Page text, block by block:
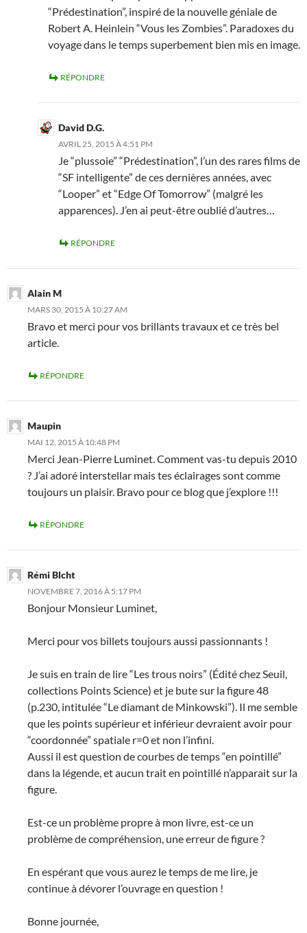
“Prédestination”, inspiré de la nouvelle géniale de
Robert A. Heinlein “Vous les Zombies”. Paradoxes du
voyage dans le temps superbement bien mis en image.
RÉPONDRE
David D.G.
AVRIL 25, 2015 À 4:51 PM
Je “plussoie” “Prédestination”, l’un des rares films de
“SF intelligente” de ces dernières années, avec
“Looper” et “Edge Of Tomorrow” (malgré les
apparences). J’en ai peut-être oublié d’autres…
RÉPONDRE
Alain M
MARS 30, 2015 À 10:27 AM
Bravo et merci pour vos brillants travaux et ce très bel
article.
RÉPONDRE
Maupin
MAI 12, 2015 À 10:48 PM
Merci Jean-Pierre Luminet. Comment vas-tu depuis 2010
? J’ai adoré interstellar mais tes éclairages sont comme
toujours un plaisir. Bravo pour ce blog que j’explore !!!
RÉPONDRE
Rémi Blcht
NOVEMBRE 7, 2016 À 5:17 PM
Bonjour Monsieur Luminet,
Merci pour vos billets toujours aussi passionnants !
Je suis en train de lire “Les trous noirs” (Édité chez Seuil,
collections Points Science) et je bute sur la figure 48
(p.230, intitulée “Le diamant de Minkowski”). Il me semble
que les points supérieur et inférieur devraient avoir pour
“coordonnée” spatiale r=0 et non l’infini.
Aussi il est question de courbes de temps “en pointillé”
dans la légende, et aucun trait en pointillé n’apparait sur la
figure.
Est-ce un problème propre à mon livre, est-ce un
problème de compréhension, une erreur de figure ?
En espérant que vous aurez le temps de me lire, je
continue à dévorer l’ouvrage en question !
Bonne journée,